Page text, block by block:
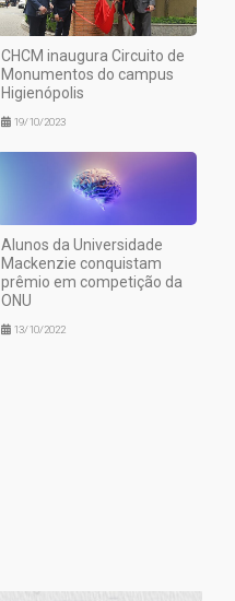
CHCM inaugura Circuito de
Monumentos do campus
Higienópolis
19/10/2023
Alunos da Universidade
Mackenzie conquistam
prêmio em competição da
ONU
13/10/2022